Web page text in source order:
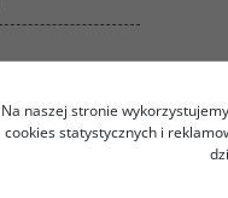
Na naszej stronie
cookies statystycznych i